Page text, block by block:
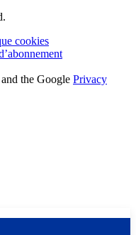
cookies
the Google Privacy